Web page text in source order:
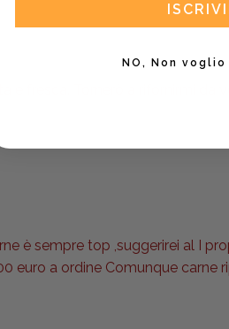
e fresca. Tornerò a rifornirmi da
è sempre top ,suggerirei al I
euro a ordine Comunque carne
NO, Non